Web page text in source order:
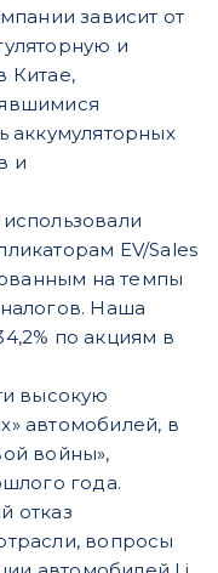
зависит от
и
Китае,
аккумуляторных
и
EV/Sales
на темпы
Наша
по акциям в
высокую
автомобилей, в
войны»,
года.
отказ
вопросы